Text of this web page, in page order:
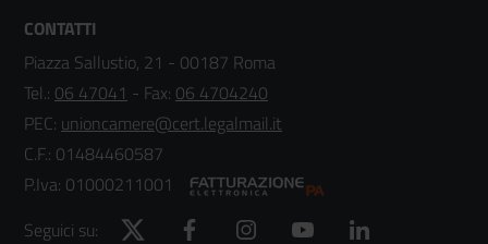
CONTATTI
Piazza Sallustio, 21 - 00187 Roma
Tel.: 06 47041 - Fax: 06 4704240
PEC: unioncamere@cert.legalmail.it
C.F.: 01484460587
P.Iva: 01000211001
Seguici su:
Twitter Facebook Instagram YouTube